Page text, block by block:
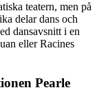
teatern, men på
delar dans och
dansavsnitt i en
eller Racines
Pearle